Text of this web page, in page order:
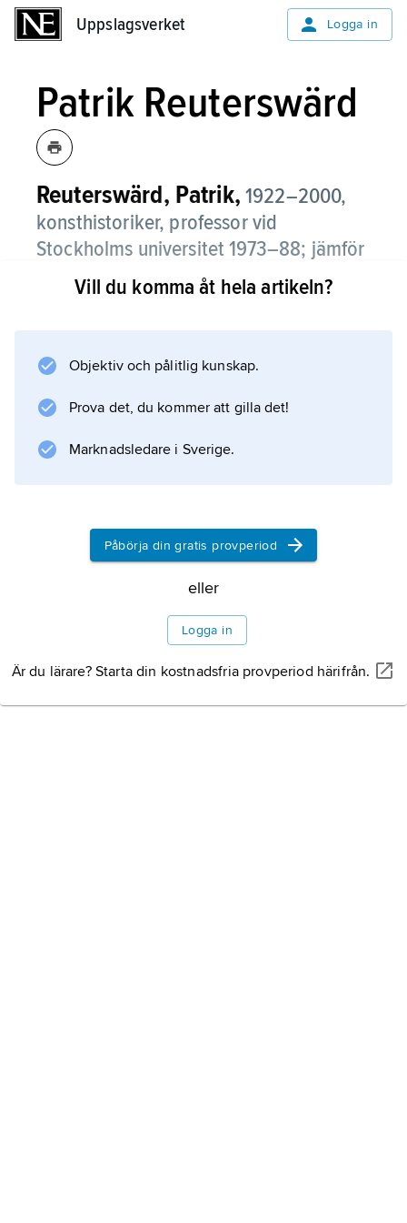
Uppslagsverket Logga in
Patrik Reuterswärd
Reuterswärd, Patrik, 1922–2000,
konsthistoriker, professor vid
Stockholms universitet 1973–88; jämför
släktartikelReuterswärd .
skrifter märks
(1973).
Vill du komma åt hela artikeln?
Objektiv och pålitlig kunskap.
Prova det, du kommer att gilla det!
Marknadsledare i Sverige.
Påbörja din gratis provperiod
eller
Logga in
Är du lärare? Starta din kostnadsfria provperiod härifrån.